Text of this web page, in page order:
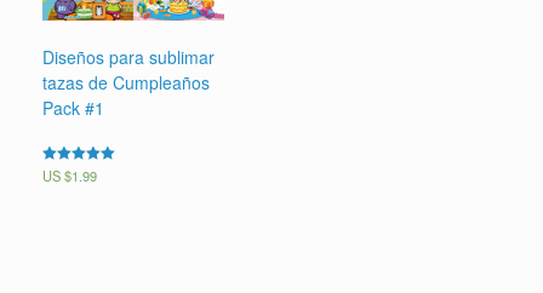
Diseños para sublimar
tazas de Cumpleaños
Pack #1
Valorado en
5.00
US $1.99